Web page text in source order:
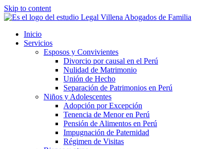
Skip to content
Inicio
Servicios
Esposos y Convivientes
Divorcio por causal en el Perú
Nulidad de Matrimonio
Unión de Hecho
Separación de Patrimonios en Perú
Niños y Adolescentes
Adopción por Excepción
Tenencia de Menor en Perú
Pensión de Alimentos en Perú
Impugnación de Paternidad
Régimen de Visitas